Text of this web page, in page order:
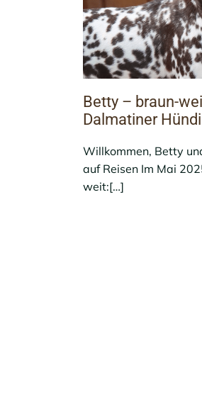
Betty – braun-
Dalmatiner
Willkommen, Betty
auf Reisen Im Mai
weit:[…]